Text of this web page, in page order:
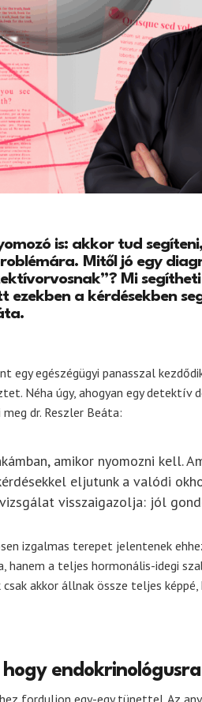
is: akkor tud
Mitől jó egy
Mi
ezekben a kérdésekben
egy egészégügyi panasszal
Néha úgy, ahogyan egy detektív
dr. Reszler Beáta:
amikor nyomozni kell.
eljutunk a valódi
visszaigazolja: jól
izgalmas terepet jelentenek
hanem a teljes hormonális-idegi
akkor állnak össze teljes